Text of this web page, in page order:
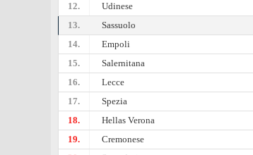
12.
Udinese
13.
Sassuolo
14.
Empoli
15.
Salernitana
16.
Lecce
17.
Spezia
18.
Hellas Verona
19.
Cremonese